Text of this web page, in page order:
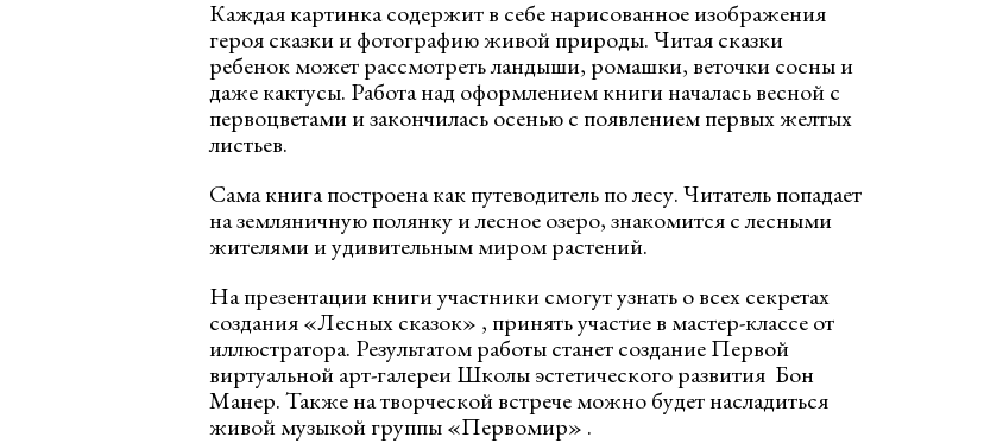
Каждая картинка содержит в себе нарисованное изображения
героя сказки и фотографию живой природы. Читая сказки
ребенок может рассмотреть ландыши, ромашки, веточки сосны и
даже кактусы. Работа над оформлением книги началась весной с
первоцветами и закончилась осенью с появлением первых желтых
листьев.
Сама книга построена как путеводитель по лесу. Читатель попадает
на земляничную полянку и лесное озеро, знакомится с лесными
жителями и удивительным миром растений.
На презентации книги участники смогут узнать о всех секретах
создания «Лесных сказок» , принять участие в мастер-классе от
иллюстратора. Результатом работы станет создание Первой
виртуальной арт-галереи Школы эстетического развития Бон
Манер. Также на творческой встрече можно будет насладиться
живой музыкой группы «Первомир» .